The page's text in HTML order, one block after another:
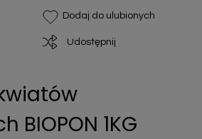
Dodaj do ulubionych
Udostępnij
BIOPON 1KG